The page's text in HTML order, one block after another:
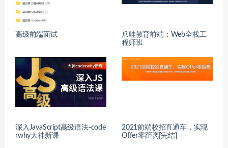
高级前端面试
爪哇教育前端：Web全栈工
程师班
深入JavaScript高级语法-code
rwhy大神新课
2021前端校招直通车，实现
Offer零距离[完结]